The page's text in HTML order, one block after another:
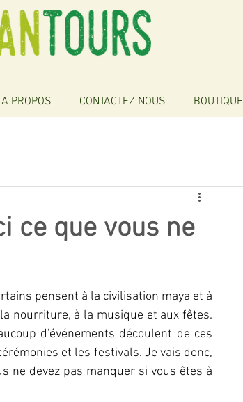
A PROPOS CONTACTEZ NOUS BOUTIQUE
ce que vous ne
pensent à la civilisation maya et à
nourriture, à la musique et aux fêtes.
d'événements découlent de ces
et les festivals. Je vais donc,
ne devez pas manquer si vous êtes à